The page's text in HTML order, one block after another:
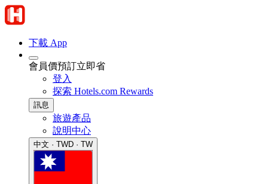
下載 App
會員價預訂立即省
登入
探索 Hotels.com Rewards
訊息
旅遊產品
說明中心
中文 · TWD · TW